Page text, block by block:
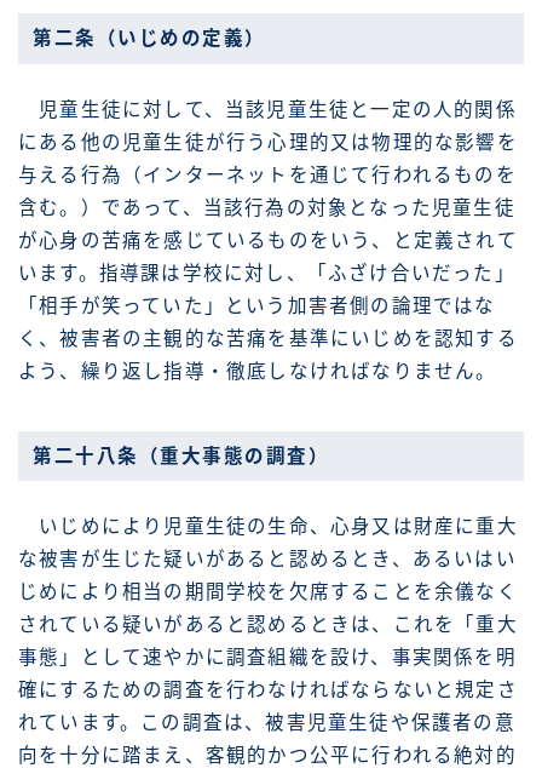
第二条（いじめの定義）
児童生徒に対して、当該児童生徒と一定の人的関係
にある他の児童生徒が行う心理的又は物理的な影響を
与える行為（インターネットを通じて行われるものを
含む。）であって、当該行為の対象となった児童生徒
が心身の苦痛を感じているものをいう、と定義されて
います。指導課は学校に対し、「ふざけ合いだった」
「相手が笑っていた」という加害者側の論理ではな
く、被害者の主観的な苦痛を基準にいじめを認知する
よう、繰り返し指導・徹底しなければなりません。
第二十八条（重大事態の調査）
いじめにより児童生徒の生命、心身又は財産に重大
な被害が生じた疑いがあると認めるとき、あるいはい
じめにより相当の期間学校を欠席することを余儀なく
されている疑いがあると認めるときは、これを「重大
事態」として速やかに調査組織を設け、事実関係を明
確にするための調査を行わなければならないと規定さ
れています。この調査は、被害児童生徒や保護者の意
向を十分に踏まえ、客観的かつ公平に行われる絶対的